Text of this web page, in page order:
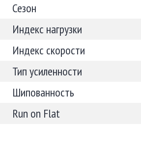
Сезон
Индекс нагрузки
Индекс скорости
Тип усиленности
Шипованность
Run on Flat